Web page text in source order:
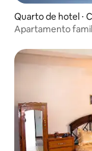
Quarto de hotel ⋅
Apartamento